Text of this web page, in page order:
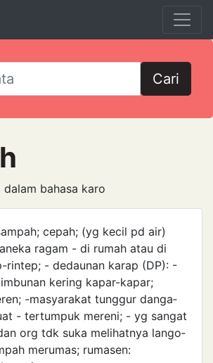
Cari
dalam bahasa karo
cepah; (yg kecil pd air)
ragam - di rumah atau di
rintep; - dedaunan karap (DP): -
­kering kapar-kapar;
-masyarakat tunggur danga­
- tertumpuk mereni; - yg sangat
org tdk suka melihatnya lango­
merumas; rumasen: